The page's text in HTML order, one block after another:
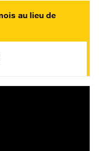
au lieu de